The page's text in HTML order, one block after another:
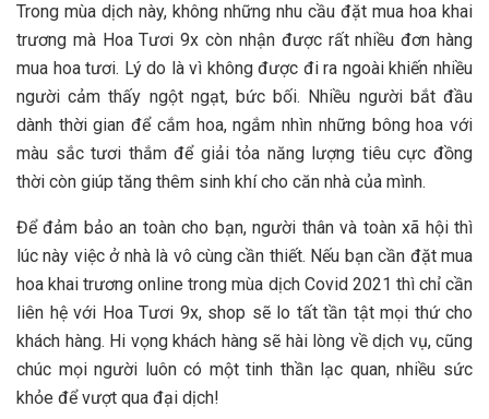
Trong mùa dịch này, không những nhu cầu đặt mua hoa khai
trương mà Hoa Tươi 9x còn nhận được rất nhiều đơn hàng
mua hoa tươi. Lý do là vì không được đi ra ngoài khiến nhiều
người cảm thấy ngột ngạt, bức bối. Nhiều người bắt đầu
dành thời gian để cắm hoa, ngắm nhìn những bông hoa với
màu sắc tươi thắm để giải tỏa năng lượng tiêu cực đồng
thời còn giúp tăng thêm sinh khí cho căn nhà của mình.
Để đảm bảo an toàn cho bạn, người thân và toàn xã hội thì
lúc này việc ở nhà là vô cùng cần thiết. Nếu bạn cần đặt mua
hoa khai trương online trong mùa dịch Covid 2021 thì chỉ cần
liên hệ với Hoa Tươi 9x, shop sẽ lo tất tần tật mọi thứ cho
khách hàng. Hi vọng khách hàng sẽ hài lòng về dịch vụ, cũng
chúc mọi người luôn có một tinh thần lạc quan, nhiều sức
khỏe để vượt qua đại dịch!